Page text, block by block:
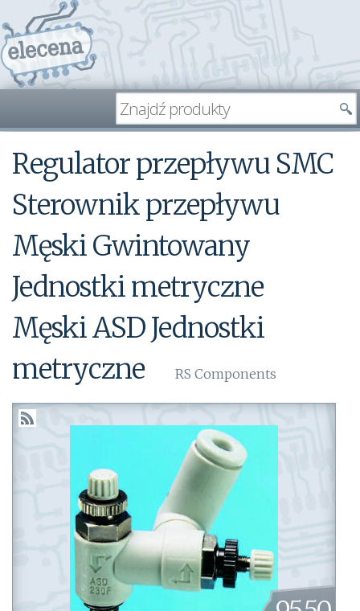
Regulator przepływu SMC
Sterownik przepływu
Męski Gwintowany
Jednostki metryczne
Męski ASD Jednostki
metryczne
RS Components